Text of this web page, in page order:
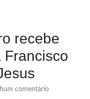
recebe
Francisco
comentário